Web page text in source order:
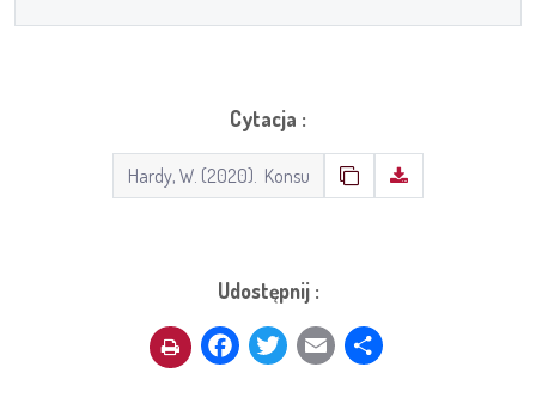
Cytacja :
Udostępnij :
Facebook
Twitter
Email